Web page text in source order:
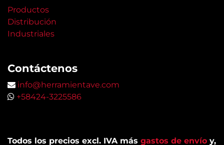
Productos
Distribución
Industriales
Contáctenos
info@herramientave.com
+58424-3225586
Todos los precios excl. IVA más gastos de envío y,